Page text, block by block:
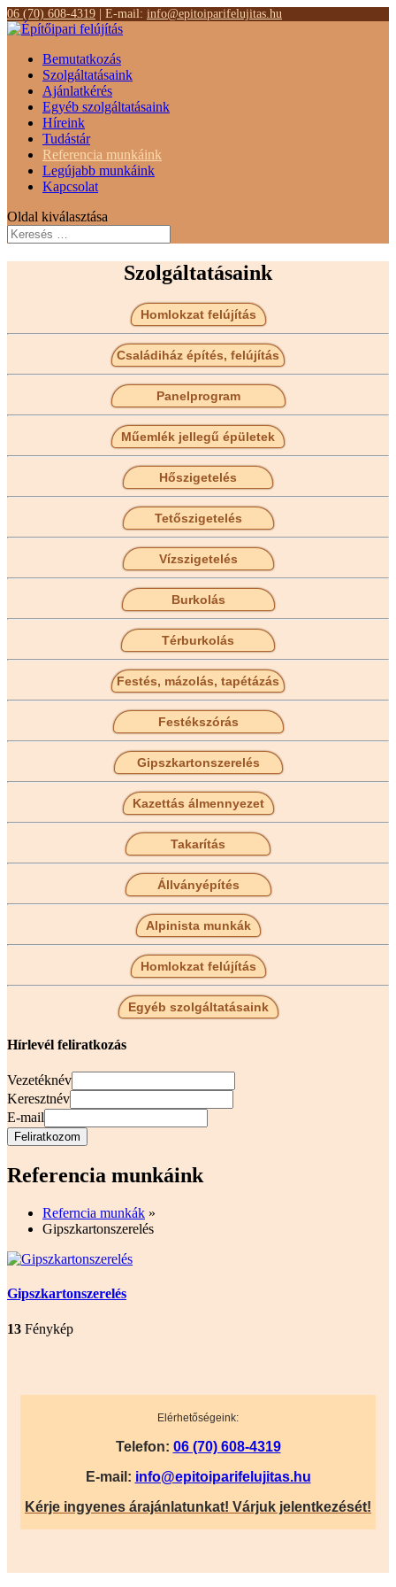
06 (70) 608-4319 | E-mail: info@epitoiparifelujitas.hu
Bemutatkozás
Szolgáltatásaink
Ajánlatkérés
Egyéb szolgáltatásaink
Híreink
Tudástár
Referencia munkáink
Legújabb munkáink
Kapcsolat
Oldal kiválasztása
Szolgáltatásaink
Homlokzat felújítás
Családiház építés, felújítás
Panelprogram
Műemlék jellegű épületek
Hőszigetelés
Tetőszigetelés
Vízszigetelés
Burkolás
Térburkolás
Festés, mázolás, tapétázás
Festékszórás
Gipszkartonszerelés
Kazettás álmennyezet
Takarítás
Állványépítés
Alpinista munkák
Homlokzat felújítás
Egyéb szolgáltatásaink
Hírlevél feliratkozás
Vezetéknév
Keresztnév
E-mail
Referencia munkáink
Referncia munkák »
Gipszkartonszerelés
Gipszkartonszerelés
13 Fénykép
Elérhetőségeink:
Telefon: 06 (70) 608-4319
E-mail: info@epitoiparifelujitas.hu
Kérje ingyenes árajánlatunkat! Várjuk jelentkezését!